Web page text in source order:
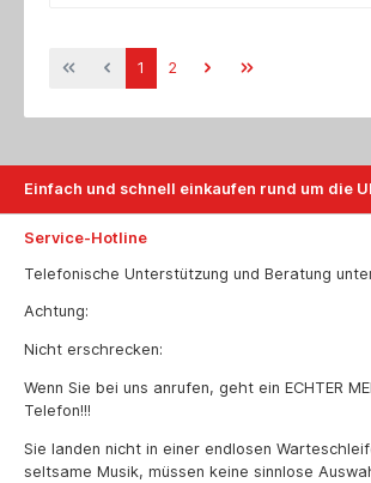
1 2
Einfach und schnell einkaufen rund um die
Service-Hotline
Telefonische Unterstützung und Beratung
Achtung:
Nicht erschrecken:
Wenn Sie bei uns anrufen, geht ein ECHTER
Telefon!!!
Sie landen nicht in einer endlosen
seltsame Musik, müssen keine sinnlose